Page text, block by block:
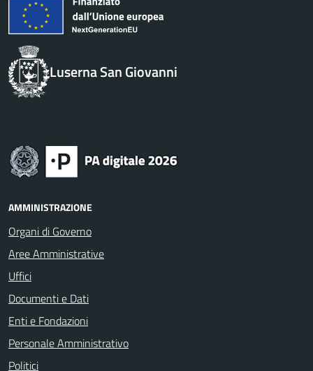
Luserna San Giovanni
AMMINISTRAZIONE
Organi di Governo
Aree Amministrative
Uffici
Documenti e Dati
Enti e Fondazioni
Personale Amministrativo
Politici